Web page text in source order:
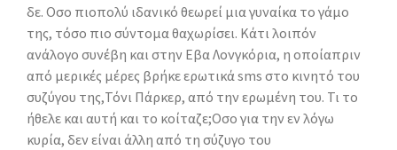
δε. Οσο πιοπολύ ιδανικό θεωρεί μια γυναίκα το γάμο
της, τόσο πιο σύντομα θαχωρίσει. Κάτι λοιπόν
ανάλογο συνέβη και στην Εβα Λονγκόρια, η οποίαπριν
από μερικές μέρες βρήκε ερωτικά sms στο κινητό του
συζύγου της,Τόνι Πάρκερ, από την ερωμένη του. Τι το
ήθελε και αυτή και το κοίταζε;Οσο για την εν λόγω
κυρία, δεν είναι άλλη από τη σύζυγο του